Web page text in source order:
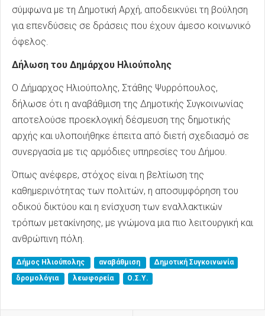
σύμφωνα με τη Δημοτική Αρχή, αποδεικνύει τη βούληση
για επενδύσεις σε δράσεις που έχουν άμεσο κοινωνικό
όφελος.
Δήλωση του Δημάρχου Ηλιούπολης
Ο Δήμαρχος Ηλιούπολης, Στάθης Ψυρρόπουλος,
δήλωσε ότι η αναβάθμιση της Δημοτικής Συγκοινωνίας
αποτελούσε προεκλογική δέσμευση της δημοτικής
αρχής και υλοποιήθηκε έπειτα από διετή σχεδιασμό σε
συνεργασία με τις αρμόδιες υπηρεσίες του Δήμου.
Όπως ανέφερε, στόχος είναι η βελτίωση της
καθημερινότητας των πολιτών, η αποσυμφόρηση του
οδικού δικτύου και η ενίσχυση των εναλλακτικών
τρόπων μετακίνησης, με γνώμονα μια πιο λειτουργική και
ανθρώπινη πόλη.
Δήμος Ηλιούπολης αναβάθμιση
Δημοτική Συγκοινωνία
δρομολόγια
λεωφορεία Ο.Σ.Υ.